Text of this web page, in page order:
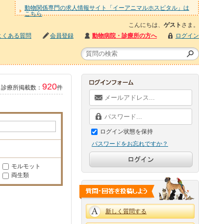
動物関係専門の求人情報サイト「イーアニマルホスピタル」は
こちら
こんにちは、 ゲスト さま。
くある質問
会員登録 動物病院・診療所の方へ ログイン
療所掲載数： 920件
モルモット
両生類
ログイン状態を保持
パスワードをお忘れですか？
新しく質問する